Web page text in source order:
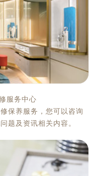
服务中心
保养服务，您可以咨询
题及资讯相关内容。